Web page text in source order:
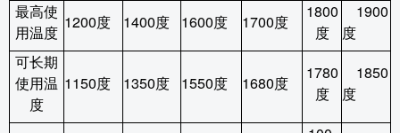
最高使
用温度
1200度 1400度 1600度 1700度
1800
度
1900
度
可长期
使用温
度
1150度 1350度 1550度 1680度
1780
度
1850
度